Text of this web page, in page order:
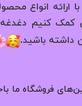
ارائه انواع
کمک کنیم
داشته باشید.
فروشگاه ما